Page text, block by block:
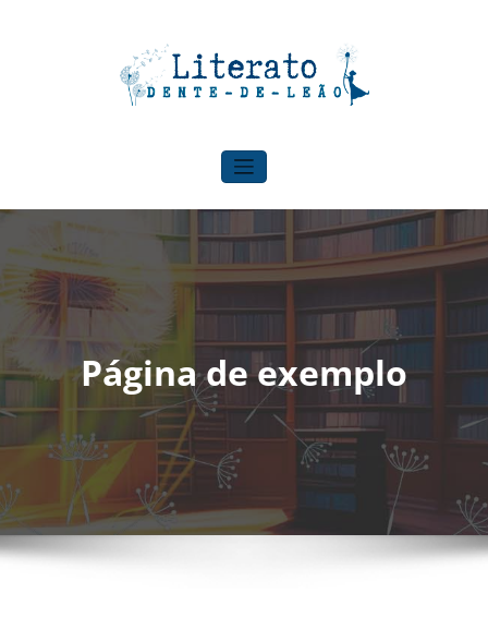
Literato Dente-de-leão
Página de exemplo